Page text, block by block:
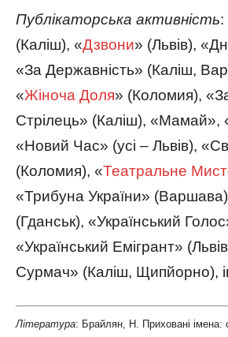
Публікаторська активність:
(Каліш), «Дзвони» (Львів),
«За Державність» (Каліш,
«Жіноча Доля» (Коломия),
Стрілець» (Каліш),
«Новий Час» (усі – Львів),
(Коломия), «Театральне
«Трибуна України»
(Гданськ), «Український
«Український Емігрант»
Сурмач» (Каліш, Щипйорно),
Література: Брайлян, Н. Приховані імена: